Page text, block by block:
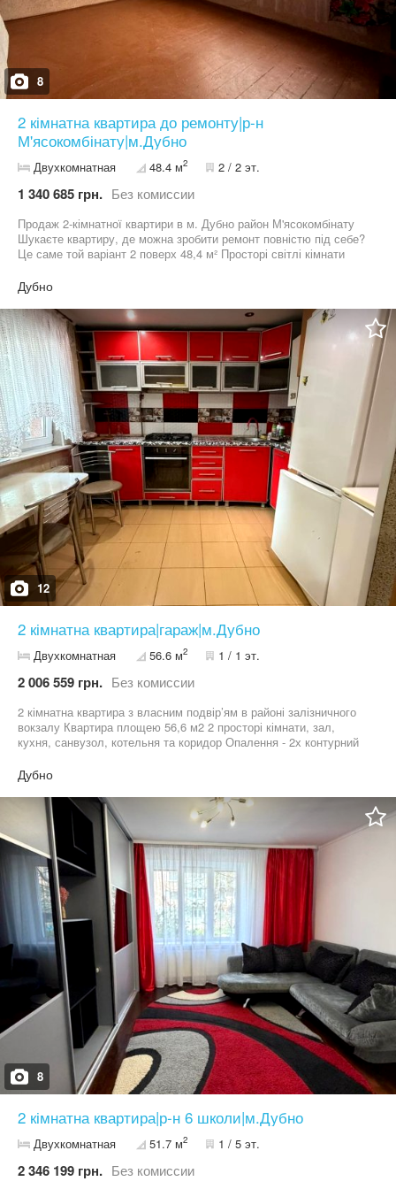
8
2 кімнатна квартира до ремонту|р-н
М'ясокомбінату|м.Дубно
Двухкомнатная 48.4 м2 2 / 2 эт.
1 340 685 грн. Без комиссии
Продаж 2-кімнатної квартири в м. Дубно район М'ясокомбінату
Шукаєте квартиру, де можна зробити ремонт повністю під себе?
Це саме той варіант 2 поверх 48,4 м² Просторі світлі кімнати
у грубку та до плити Квартира до ремонту — ідеальна
можливість створити власний інтер’єр без переплат за «чужий»
дизайн Додаткові переваги: Підвал Грядка Гараж у дворі
Чудовий варіант для проживання або інвестиції Телефонуйте та
домовляйтесь про перегляд!
Дубно
12
2 кімнатна квартира|гараж|м.Дубно
Двухкомнатная 56.6 м2 1 / 1 эт.
2 006 559 грн. Без комиссии
2 кімнатна квартира з власним подвір’ям в районі залізничного
вокзалу Квартира площею 56,6 м2 2 просторі кімнати, зал,
кухня, санвузол, котельня та коридор Опалення - 2х контурний
переливний Встановлено металопластикові вікна Квартира
ззовні утеплена пінопластом У дворі укладена бруківка Є
власний гараж з заведеною електрикою у 3 фази Для зберігання
власних консервацій є хороший погріб у гаражі Квартира
продається з меблями та технікою Чудовий варіант, для тих, хто
шукає квартиру і до того ж, хоче мати власний двір та гараж
Телефонуйте і ми переглянемо дану квартиру
Дубно
8
2 кімнатна квартира|р-н 6 школи|м.Дубно
Двухкомнатная 51.7 м2 1 / 5 эт.
2 346 199 грн. Без комиссии